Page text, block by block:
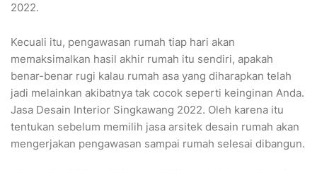
2022.
Kecuali itu, pengawasan rumah tiap hari akan
memaksimalkan hasil akhir rumah itu sendiri, apakah
benar-benar rugi kalau rumah asa yang diharapkan telah
jadi melainkan akibatnya tak cocok seperti keinginan Anda.
Jasa Desain Interior Singkawang 2022. Oleh karena itu
tentukan sebelum memilih jasa arsitek desain rumah akan
mengerjakan pengawasan sampai rumah selesai dibangun.